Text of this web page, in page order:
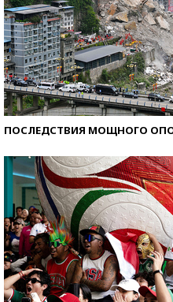
ПОСЛЕДСТВИЯ МОЩНОГО